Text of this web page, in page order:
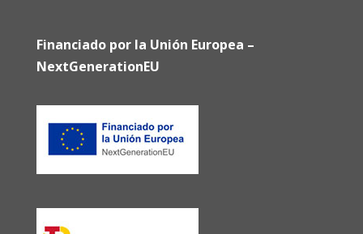
Financiado por la Unión Europea –
NextGenerationEU